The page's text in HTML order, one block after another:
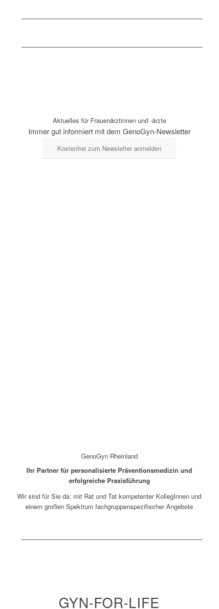
Aktuelles für Frauenärztinnen und -ärzte
Immer gut informiert mit dem GenoGyn-Newsletter
Kostenfrei zum Newsletter anmelden
GenoGyn Rheinland
Ihr Partner für personalisierte Präventionsmedizin und
erfolgreiche Praxisführung
Wir sind für Sie da: mit Rat und Tat kompetenter KollegInnen und
einem großen Spektrum fachgruppenspezifischer Angebote
GYN-FOR-LIFE